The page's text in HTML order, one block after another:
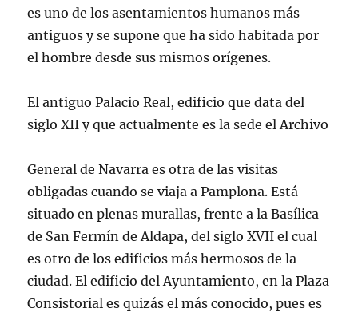
es uno de los asentamientos humanos más
antiguos y se supone que ha sido habitada por
el hombre desde sus mismos orígenes.
El antiguo Palacio Real, edificio que data del
siglo XII y que actualmente es la sede el Archivo
General de Navarra es otra de las visitas
obligadas cuando se viaja a Pamplona. Está
situado en plenas murallas, frente a la Basílica
de San Fermín de Aldapa, del siglo XVII el cual
es otro de los edificios más hermosos de la
ciudad. El edificio del Ayuntamiento, en la Plaza
Consistorial es quizás el más conocido, pues es